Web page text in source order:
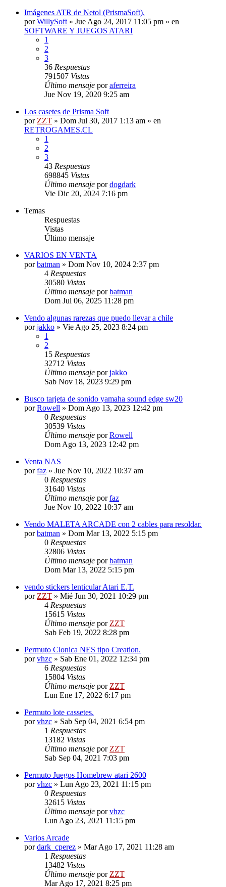
Imágenes ATR de Netol (PrismaSoft).
porWillySoft » Jue Ago 24, 2017 11:05 pm » en
SOFTWARE Y JUEGOS ATARI
1
2
3
36 Respuestas
791507 Vistas
Último mensaje poraferreira
Jue Nov 19, 2020 9:25 am
Los casetes de Prisma Soft
por ZZT » Dom Jul 30, 2017 1:13 am » en
RETROGAMES.CL
1
2
3
43 Respuestas
698845 Vistas
Último mensaje pordogdark
Vie Dic 20, 2024 7:16 pm
Temas
Respuestas
Vistas
Último mensaje
VARIOS EN VENTA
porbatman » Dom Nov 10, 2024 2:37 pm
4 Respuestas
30580 Vistas
Último mensaje porbatman
Dom Jul 06, 2025 11:28 pm
Vendo algunas rarezas que puedo llevar a chile
porjakko » Vie Ago 25, 2023 8:24 pm
1
2
15 Respuestas
32712 Vistas
Último mensaje porjakko
Sab Nov 18, 2023 9:29 pm
Busco tarjeta de sonido yamaha sound edge sw20
porRowell » Dom Ago 13, 2023 12:42 pm
0 Respuestas
30539 Vistas
Último mensaje porRowell
Dom Ago 13, 2023 12:42 pm
Venta NAS
porfaz » Jue Nov 10, 2022 10:37 am
0 Respuestas
31640 Vistas
Último mensaje porfaz
Jue Nov 10, 2022 10:37 am
Vendo MALETA ARCADE con 2 cables para resoldar.
porbatman » Dom Mar 13, 2022 5:15 pm
0 Respuestas
32806 Vistas
Último mensaje porbatman
Dom Mar 13, 2022 5:15 pm
vendo stickers lenticular Atari E.T.
por ZZT » Mié Jun 30, 2021 10:29 pm
4 Respuestas
15615 Vistas
Último mensaje por ZZT
Sab Feb 19, 2022 8:28 pm
Permuto Clonica NES tipo Creation.
porvhzc » Sab Ene 01, 2022 12:34 pm
6 Respuestas
15804 Vistas
Último mensaje por ZZT
Lun Ene 17, 2022 6:17 pm
Permuto lote cassetes.
porvhzc » Sab Sep 04, 2021 6:54 pm
1 Respuestas
13182 Vistas
Último mensaje por ZZT
Sab Sep 04, 2021 7:03 pm
Permuto Juegos Homebrew atari 2600
porvhzc » Lun Ago 23, 2021 11:15 pm
0 Respuestas
32615 Vistas
Último mensaje porvhzc
Lun Ago 23, 2021 11:15 pm
Varios Arcade
pordark_cperez » Mar Ago 17, 2021 11:28 am
1 Respuestas
13482 Vistas
Último mensaje por ZZT
Mar Ago 17, 2021 8:25 pm